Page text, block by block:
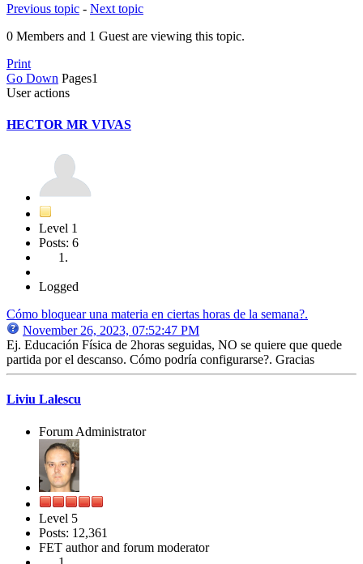
Previous topic - Next topic
0 Members and 1 Guest are viewing this topic.
Print
Go Down Pages1
User actions
HECTOR MR VIVAS
Level 1
Posts: 6
Logged
Cómo bloquear una materia en ciertas horas de la semana?.
November 26, 2023, 07:52:47 PM
Ej. Educación Física de 2horas seguidas, NO se quiere que quede
partida por el descanso. Cómo podría configurarse?. Gracias
Liviu Lalescu
Forum Administrator
Level 5
Posts: 12,361
FET author and forum moderator